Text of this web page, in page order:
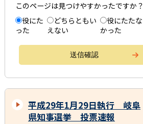
このページは見つけやすかったですか？
役にた
った
どちらともい
えない
役にたたな
かった
平成29年1月29日執行 岐阜
県知事選挙 投票速報